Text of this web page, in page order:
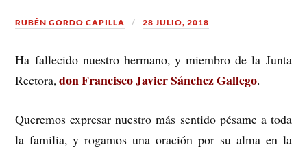
RUBÉN GORDO CAPILLA 28 JULIO, 2018
Ha fallecido nuestro hermano, y miembro de la Junta
Rectora,don Francisco Javier Sánchez Gallego.
Queremos expresar nuestro más sentido pésame a toda
la familia, y rogamos una oración por su alma en la